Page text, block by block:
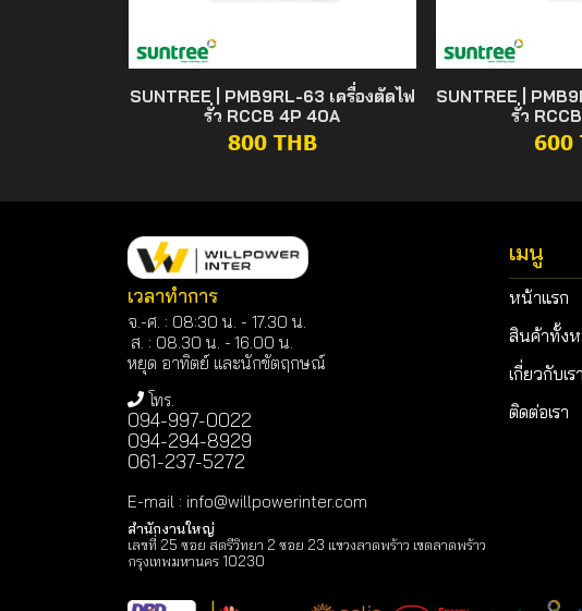
SUNTREE | PMB9RL-63 เครื่องตัดไฟ
รั่ว RCCB 4P 40A
800 THB
SUNTREE |
รั่ว
600
เวลาทำการ
จ.-ศ. : 08:30 น. - 17.30 น.
ส. : 08.30 น. - 16.00 น.
หยุด อาทิตย์ และนักขัตฤกษณ์
โทร.
094-997-0022
094-294-8929
061-237-5272
E-mail : info@willpowerinter.com
สำนักงานใหญ่
เลขที่ 25 ซอย สตรีวิทยา 2 ซอย 23 แขวงลาดพร้าว เขตลาดพร้าว
กรุงเทพมหานคร 10230
เมนู
หน้าแรก
สินค้าทั้ง
เกี่ยวกับเรา
ติดต่อเรา